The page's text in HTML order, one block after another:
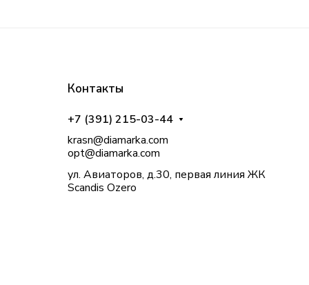
Контакты
+7 (391) 215-03-44
krasn@diamarka.com
opt@diamarka.com
ул. Авиаторов, д.30, первая линия ЖК
Scandis Ozero